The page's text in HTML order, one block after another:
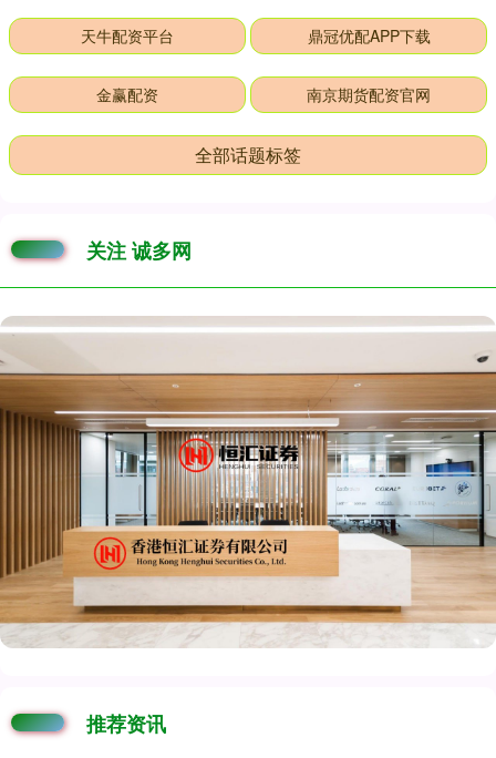
天牛配资平台 鼎冠优配APP下载
金赢配资 南京期货配资官网
全部话题标签
关注 诚多网
推荐资讯